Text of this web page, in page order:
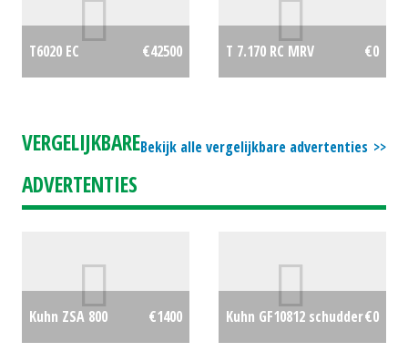
T6020 EC €42500 T 7.170 RC MRV €0
Bekijk alle vergelijkbare advertenties
VERGELIJKBARE
ADVERTENTIES
Kuhn ZSA 800 €1400 Kuhn GF10812 schudder€0